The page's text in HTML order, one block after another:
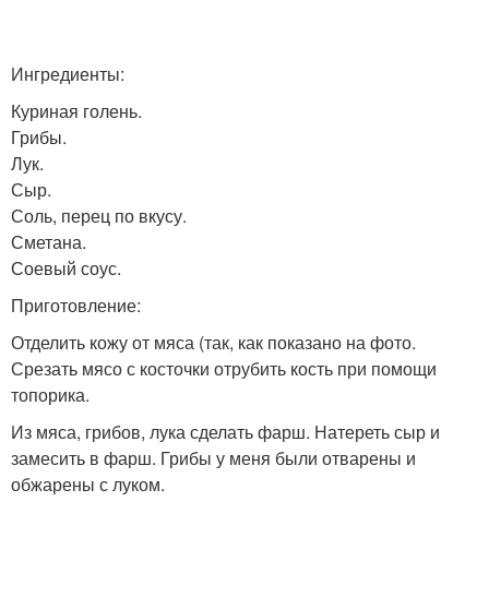
Ингредиенты:
Куриная голень.
Грибы.
Лук.
Сыр.
Соль, перец по вкусу.
Сметана.
Соевый соус.
Приготовление:
Отделить кожу от мяса (так, как показано на фото.
Срезать мясо с косточки отрубить кость при помощи
топорика.
Из мяса, грибов, лука сделать фарш. Натереть сыр и
замесить в фарш. Грибы у меня были отварены и
обжарены с луком.